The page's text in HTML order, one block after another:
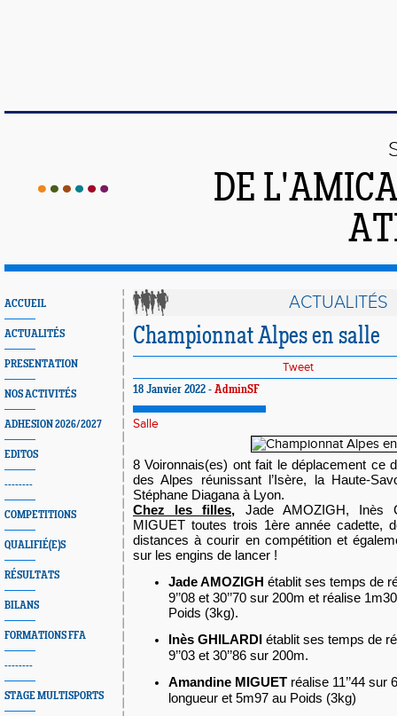
DE
ACCUEIL
ACTUALITÉS
PRESENTATION
NOS ACTIVITÉS
ADHESION 2026/2027
EDITOS
--------
COMPETITIONS
QUALIFIÉ(E)S
RÉSULTATS
BILANS
FORMATIONS FFA
--------
STAGE MULTISPORTS
ACTUALITÉS
Championnat Alpes en salle
Tweet
18 Janvier 2022 - AdminSF
Salle
8 Voironnais(es) ont fait le déplacement ce
des Alpes réunissant l’Isère, la Haute-
Stéphane Diagana à Lyon.
Chez les filles, Jade AMOZIGH, Inès
MIGUET toutes trois 1ère année cadette,
distances à courir en compétition et
sur les engins de lancer !
Jade AMOZIGH établit ses temps de
9’’08 et 30’’70 sur 200m et réalise
Poids (3kg).
Inès GHILARDI établit ses temps de
9’’03 et 30’’86 sur 200m.
Amandine MIGUET réalise 11’’44
longueur et 5m97 au Poids (3kg)